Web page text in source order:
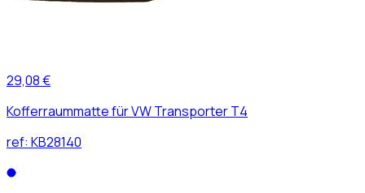
29,08 €
Kofferraummatte für VW Transporter T4
ref: KB28140